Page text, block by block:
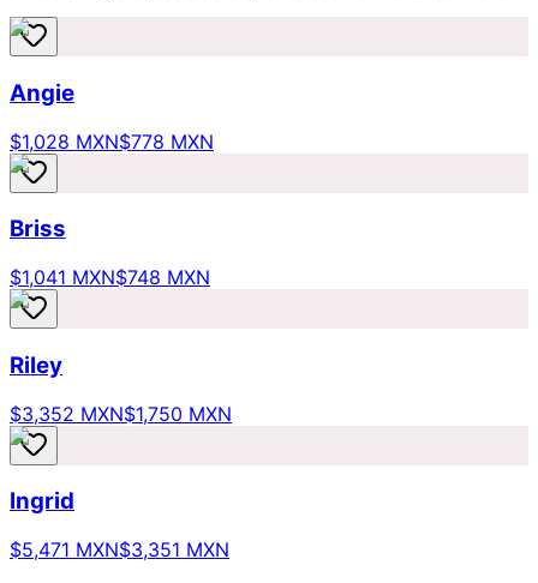
Angie
$1,028 MXN$778 MXN
Briss
$1,041 MXN$748 MXN
Riley
$3,352 MXN$1,750 MXN
Ingrid
$5,471 MXN$3,351 MXN